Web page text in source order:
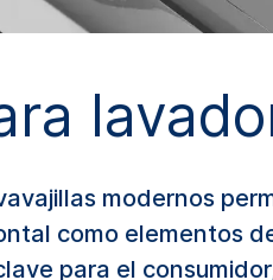
modernos
como elementos
para el